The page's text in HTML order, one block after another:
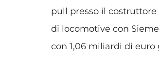
pull presso il
di locomotive con
con 1,06 miliardi di